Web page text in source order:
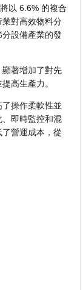
以 6.6% 的複合
對高效物料分
設備產業的發
著增加了對先
高生產力。
操作柔軟性並
即時監控和混
營運成本，從